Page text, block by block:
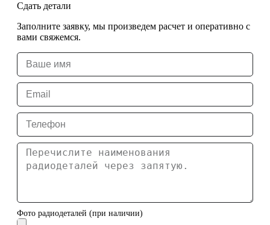
Сдать детали
Заполните заявку, мы произведем расчет и оперативно с
вами свяжемся.
Фото радиодеталей (при наличии)